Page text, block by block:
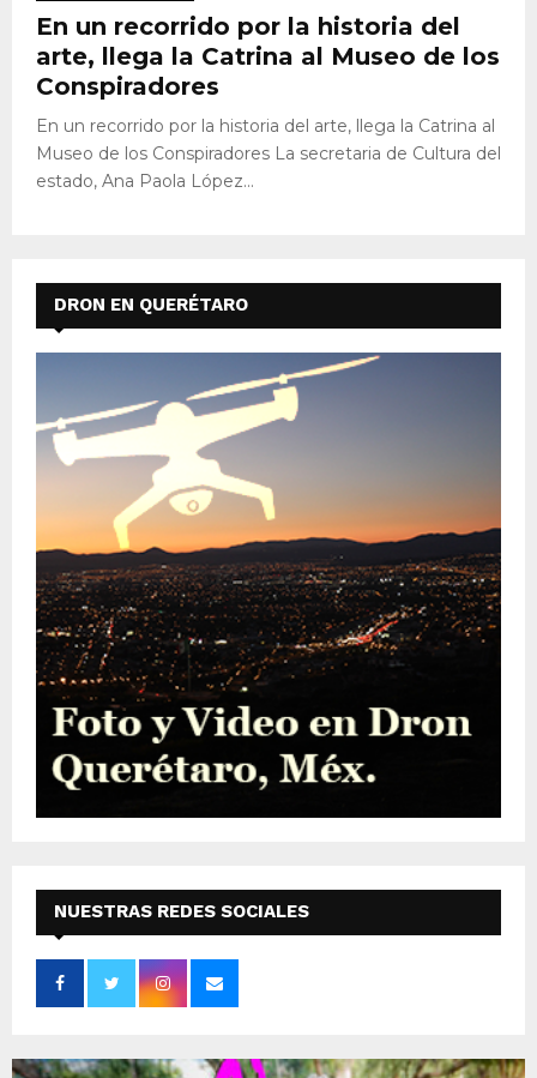
En un recorrido por la historia del
arte, llega la Catrina al Museo de los
Conspiradores
En un recorrido por la historia del arte, llega la Catrina al
Museo de los Conspiradores La secretaria de Cultura del
estado, Ana Paola López...
DRON EN QUERÉTARO
NUESTRAS REDES SOCIALES